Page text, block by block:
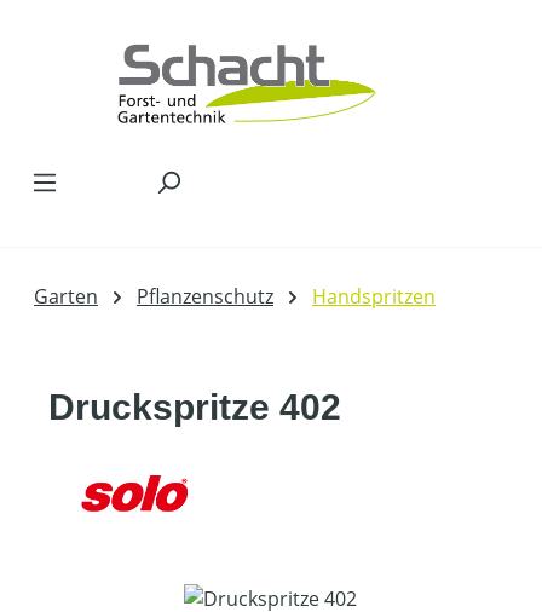
Garten Pflanzenschutz Handspritzen
Druckspritze 402
Bildergalerie überspringen